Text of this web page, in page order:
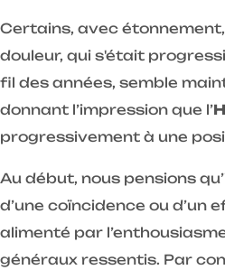
Certains, avec
douleur, qui s'était
fil des années, semble
donnant l’impression que l’
progressivement à une
Au début, nous pensions
d’une coïncidence ou d’un
alimenté par
généraux ressentis. Par